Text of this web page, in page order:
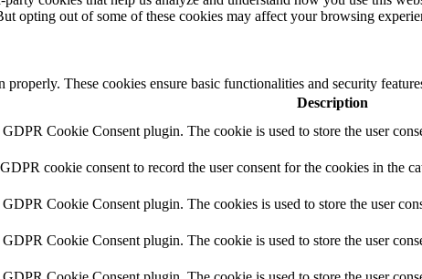
opting out of some of these cookies may affect your browsing
These cookies ensure basic functionalities and security
Description
Cookie Consent plugin. The cookie is used to store the user
cookie consent to record the user consent for the cookies in the
Cookie Consent plugin. The cookies is used to store the user
Cookie Consent plugin. The cookie is used to store the user